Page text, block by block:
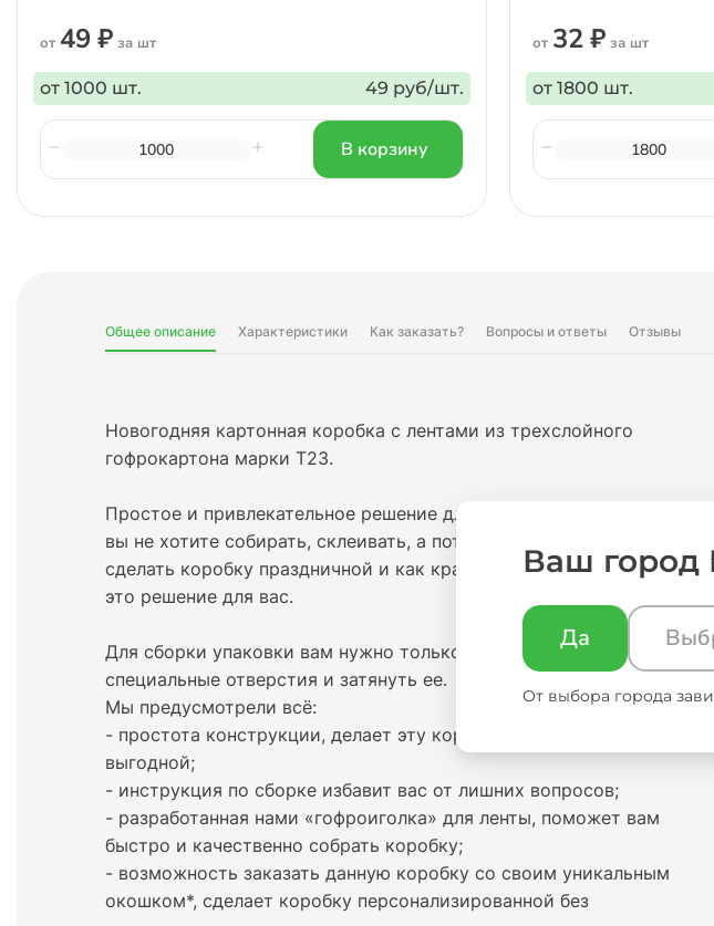
Общее описание Характеристики Как заказать? Вопросы и ответы Отзывы
Новогодняя картонная коробка с лентами из трехслойного
гофрокартона марки Т23.
Простое и привлекательное решение для упаковки подарка. Если
вы не хотите собирать, склеивать, а потом еще думать, как
сделать коробку праздничной и как красиво завязать ленту, то
это решение для вас.
Для сборки упаковки вам нужно только продеть ленту в
специальные отверстия и затянуть ее.
Мы предусмотрели всё:
- простота конструкции, делает эту коробку экономически
выгодной;
- инструкция по сборке избавит вас от лишних вопросов;
- разработанная нами «гофроиголка» для ленты, поможет вам
быстро и качественно собрать коробку;
- возможность заказать данную коробку со своим уникальным
окошком*, сделает коробку персонализированной без
от 49 ₽ за шт
от 1000 шт. 49 руб/шт.
В корзину
от 32 ₽за шт
от 1800 шт.
Ваш город
Да
От выбора города